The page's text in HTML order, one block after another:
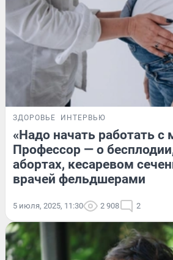
ЗДОРОВЬЕ ИНТЕРВЬЮ
«Надо начать работать
Профессор — о
абортах, кесаревом
врачей фельдшерами
5 июля, 2025, 11:30 2 908 2